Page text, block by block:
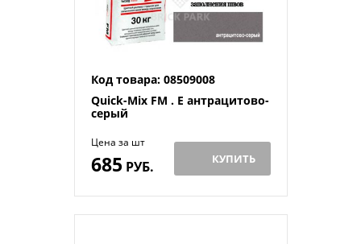
Код товара: 08509008
Quick-Mix FM . E антрацитово-
серый
Цена за шт
685 РУБ. КУПИТЬ